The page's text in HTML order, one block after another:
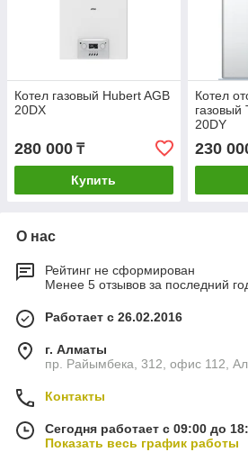
Котел газовый Нubert AGB
20DX
280 000 ₸
Купить
Котел
газовый
20DY
230
О нас
Рейтинг не сформирован
Менее 5 отзывов за последний
Работает с 26.02.2016
г. Алматы
пр. Райымбека, 312, офис 112,
Контакты
Сегодня работает с 09:00 до
Показать весь график работы